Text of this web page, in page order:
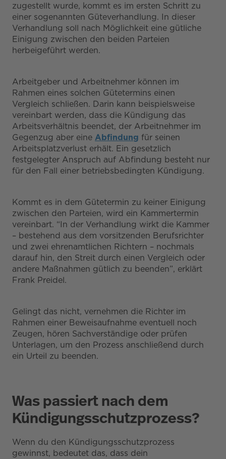
zugestellt wurde, kommt es im ersten Schritt zu
einer sogenannten Güteverhandlung. In dieser
Verhandlung soll nach Möglichkeit eine gütliche
Einigung zwischen den beiden Parteien
herbeigeführt werden.
Arbeitgeber und Arbeitnehmer können im
Rahmen eines solchen Gütetermins einen
Vergleich schließen. Darin kann beispielsweise
vereinbart werden, dass die Kündigung das
Arbeitsverhältnis beendet, der Arbeitnehmer im
Gegenzug aber eine Abfindung für seinen
Arbeitsplatzverlust erhält. Ein gesetzlich
festgelegter Anspruch auf Abfindung besteht nur
für den Fall einer betriebsbedingten Kündigung.
Kommt es in dem Gütetermin zu keiner Einigung
zwischen den Parteien, wird ein Kammertermin
vereinbart. “In der Verhandlung wirkt die Kammer
– bestehend aus dem vorsitzenden Berufsrichter
und zwei ehrenamtlichen Richtern – nochmals
darauf hin, den Streit durch einen Vergleich oder
andere Maßnahmen gütlich zu beenden”, erklärt
Frank Preidel.
Gelingt das nicht, vernehmen die Richter im
Rahmen einer Beweisaufnahme eventuell noch
Zeugen, hören Sachverständige oder prüfen
Unterlagen, um den Prozess anschließend durch
ein Urteil zu beenden.
Was passiert nach dem
Kündigungsschutzprozess?
Wenn du den Kündigungsschutzprozess
gewinnst, bedeutet das, dass dein